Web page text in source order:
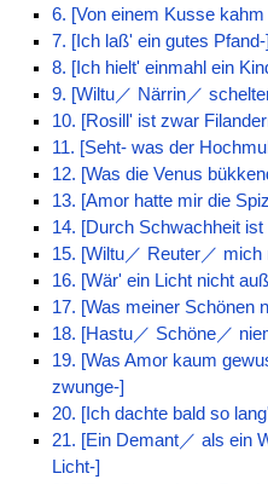
6. [Von einem Kusse
7. [Ich laß' ein gutes Pfand-]
8. [Ich hielt' einmahl ein
9. [Wiltu／ Närrin／
10. [Rosill' ist zwar
11. [Seht- was der
12. [Was die Venus
13. [Amor hatte mir die
14. [Durch Schwachheit
15. [Wiltu／ Reuter／ mich
16. [Wär' ein Licht nicht
17. [Was meiner Schönen
18. [Hastu／ Schöne／
19. [Was Amor kaum
zwunge-]
20. [Ich dachte bald so
21. [Ein Demant／ als ein
Licht-]